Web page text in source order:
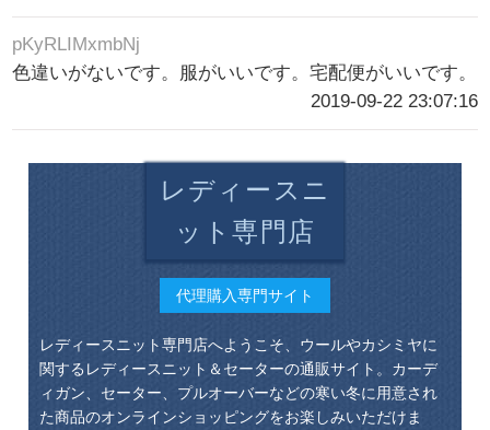
pKyRLIMxmbNj
色違いがないです。服がいいです。宅配便がいいです。
2019-09-22 23:07:16
レディースニ
ット専門店
代理購入専門サイト
レディースニット専門店へようこそ、ウールやカシミヤに
関するレディースニット＆セーターの通販サイト。カーデ
ィガン、セーター、プルオーバーなどの寒い冬に用意され
た商品のオンラインショッピングをお楽しみいただけま